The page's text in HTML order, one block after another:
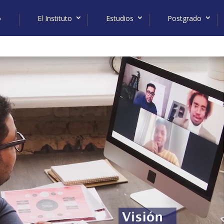
El Instituto Estudios Postgrado